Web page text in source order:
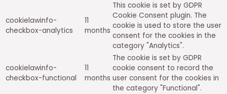
cookielawinfo-
checkbox-analytics
11
months
This cookie is set by GDPR
Cookie Consent plugin. The
cookie is used to store the user
consent for the cookies in the
category "Analytics".
cookielawinfo-
checkbox-functional
11
months
The cookie is set by GDPR
cookie consent to record the
user consent for the cookies in
the category "Functional".